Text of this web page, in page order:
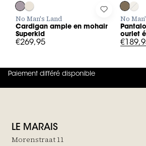
in to add Cardigan ample en
No Man's Land
Cardigan ample en mohair
Superkid
€269,95
Log in to
No
ourlet
Paiement différé disponible
4.8 sur5 (42 Avis
LE MARAIS
Morenstraat 11